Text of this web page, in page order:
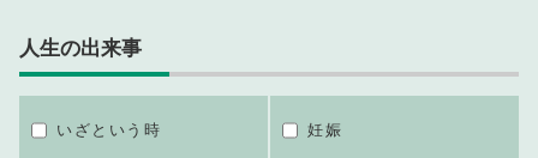
人生の出来事
いざという時 妊娠